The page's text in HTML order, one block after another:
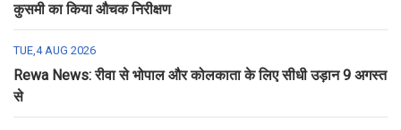
कुसमी का किया औचक निरीक्षण
TUE,4 AUG 2026
Rewa News: रीवा से भोपाल और कोलकाता के लिए सीधी उड़ान 9 अगस्त
से